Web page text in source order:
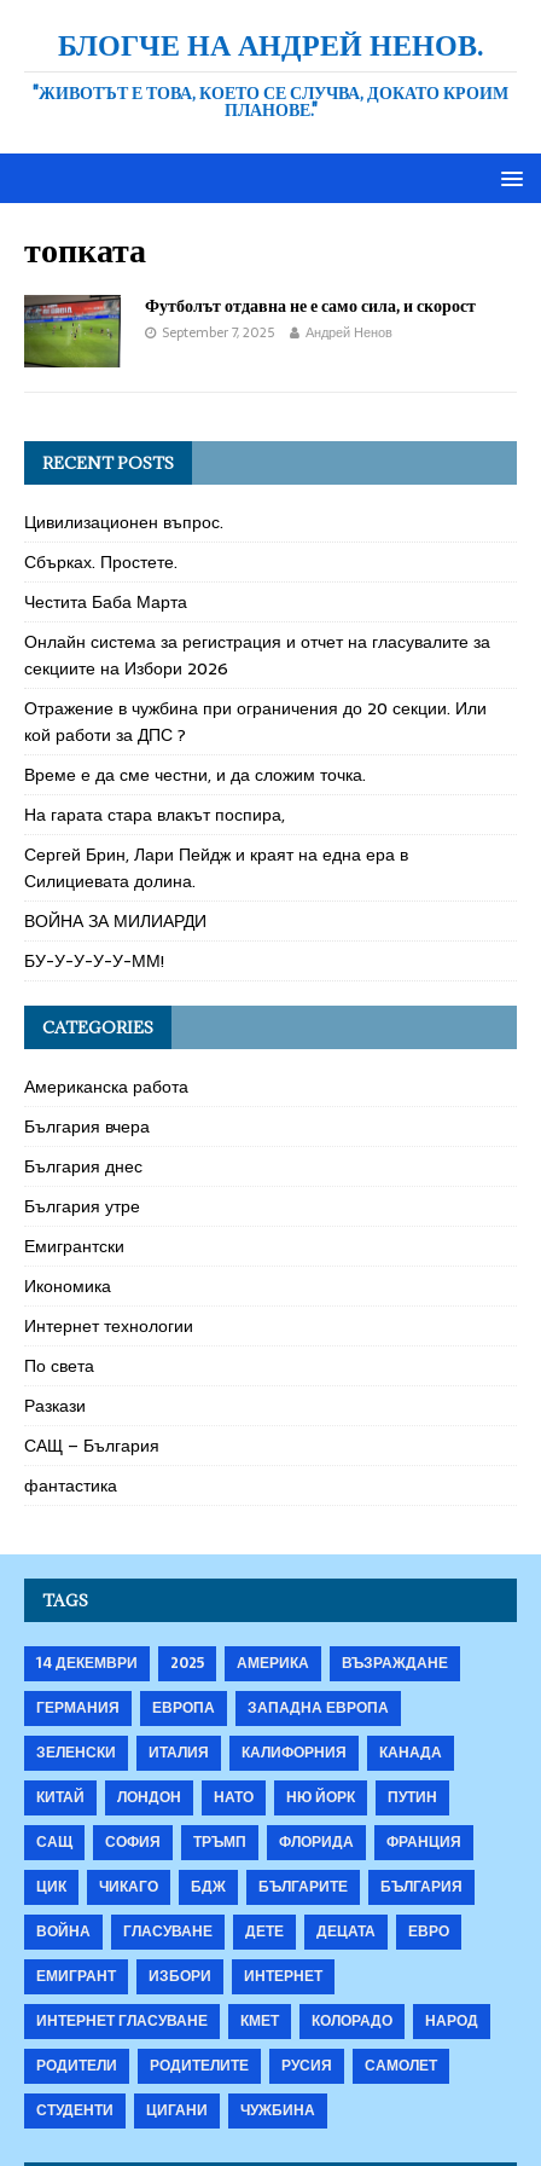
БЛОГЧЕ НА АНДРЕЙ НЕНОВ.
"ЖИВОТЪТ Е ТОВА, КОЕТО СЕ СЛУЧВА, ДОКАТО КРОИМ
ПЛАНОВЕ."
топката
Футболът отдавна не е само сила, и скорост
September 7, 2025 Андрей Ненов
RECENT POSTS
Цивилизационен въпрос.
Сбърках. Простете.
Честита Баба Марта
Онлайн система за регистрация и отчет на гласувалите за
секциите на Избори 2026
Отражение в чужбина при ограничения до 20 секции. Или
кой работи за ДПС ?
Време е да сме честни, и да сложим точка.
На гарата стара влакът поспира,
Сергей Брин, Лари Пейдж и краят на една ера в
Силициевата долина.
ВОЙНА ЗА МИЛИАРДИ
БУ-У-У-У-У-ММ!
CATEGORIES
Американска работа
България вчера
България днес
България утре
Емигрантски
Икономика
Интернет технологии
По света
Разкази
САЩ – България
фантастика
TAGS
14 ДЕКЕМВРИ 2025 АМЕРИКА
ВЪЗРАЖДАНЕ
ГЕРМАНИЯ
ЕВРОПА
ЗАПАДНА ЕВРОПА
ЗЕЛЕНСКИ
ИТАЛИЯ КАЛИФОРНИЯ
КАНАДА
КИТАЙ
ЛОНДОН НАТО НЮ ЙОРК
ПУТИН
САЩ
СОФИЯ ТРЪМП ФЛОРИДА
ФРАНЦИЯ
ЦИК
ЧИКАГО БДЖ БЪЛГАРИТЕ
БЪЛГАРИЯ
ВОЙНА
ГЛАСУВАНЕ ДЕТЕ ДЕЦАТА
ЕВРО
ЕМИГРАНТ
ИЗБОРИ
ИНТЕРНЕТ
ИНТЕРНЕТ ГЛАСУВАНЕ
КМЕТ КОЛОРАДО
НАРОД
РОДИТЕЛИ
РОДИТЕЛИТЕ РУСИЯ
САМОЛЕТ
СТУДЕНТИ
ЦИГАНИ ЧУЖБИНА